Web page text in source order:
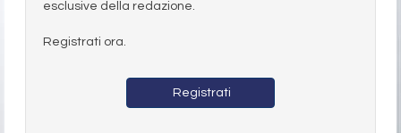
esclusive della redazione.
Registrati ora.
Registrati